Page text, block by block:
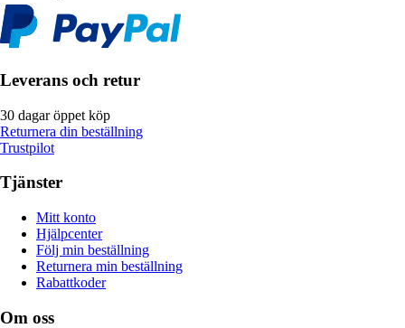
Leverans och retur
30 dagar öppet köp
Returnera din beställning
Trustpilot
Tjänster
Mitt konto
Hjälpcenter
Följ min beställning
Returnera min beställning
Rabattkoder
Om oss